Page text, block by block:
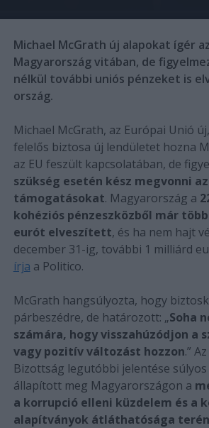
Michael McGrath új alapokat ígér
Magyarország vitában, de
nélkül további uniós pénzeket is
ország.
Michael McGrath, az Európai Unió
felelős biztosa új lendületet hozna
az EU feszült kapcsolatában, de
szükség esetén kész megvonni
támogatásokat. Magyarország a
kohéziós pénzeszközből már
eurót elveszített, és ha nem hajt
december 31-ig, további 1 milliárd
írja a Politico.
McGrath hangsúlyozta, hogy
párbeszédre, de határozott: „Soha
számára, hogy visszahúzódjon a
vagy pozitív változást hozzon.”
Bizottság legutóbbi jelentése
állapított meg Magyarországon a
a korrupció elleni küzdelem és a
alapítványok átláthatósága terén